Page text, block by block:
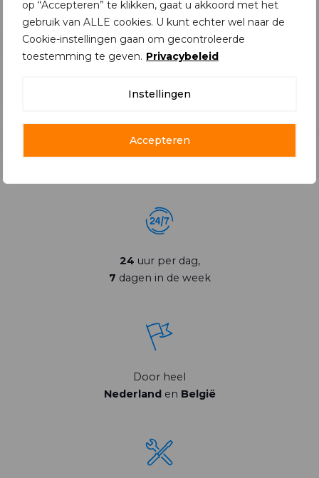
op “Accepteren” te klikken, gaat u akkoord met het
gebruik van ALLE cookies. U kunt echter wel naar de
Cookie-instellingen gaan om gecontroleerde
toestemming te geven. Privacybeleid
Instellingen
Accepteren
Dikwijls ontstaan storingen doordat er weinig of
geen onderhoud werd uitgevoerd. Bij regelmatig
onderhoud verminderd u storingen, verlaagd u
worden bedrijfsprocessen niet verstoord.
24 uur per dag,
7 dagen in de week
Door heel
Nederlanden België